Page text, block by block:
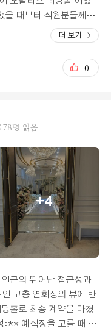
다. 너무 자극적이지 않
즐길 수 있는 메뉴 구성
라구요ㅎㅎ 고기류 메뉴
고, 샐러드나 디저트 종
다. 음식이 비어 있는 자
좋았습니다. 예식 당일
은 이야기를 많이 해주
담부터 시식까지 전체적
상담때로 돌아간다 해
습니다 예식당일이 빨리
을 때부터 직원분들께서
처음 준비하는 예비부
을 하나하나 세심하게
지 바로 알겠더라고요.
면서도 품격 있는 느낌
장 순간 조명이 자연스
‘여기서 꼭 결혼하고 싶
지방에서 올라오시는 가
하객분들도 편하게 방
이동 동선도 잘 구성되어
습니다. 시식도 함
이상이었습니다. 종류
높을 것 같다는 확신이
, 상담 서비스까지 어느
이 계약하게 되었고, 저
있는 곳이라는 생각이 들
더 보기
0
78명 읽음
+4
근의 뛰어난 접근성과
고층 연회장의 뷰에 반
홀로 최종 계약을 마쳤